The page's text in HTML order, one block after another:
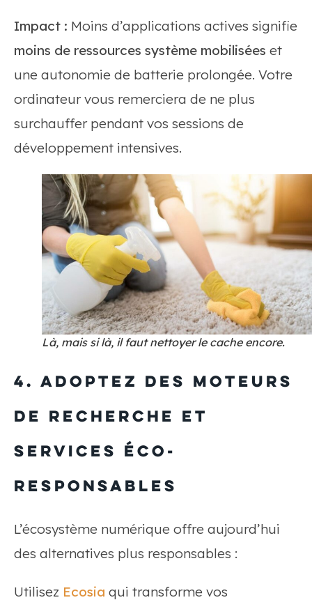
Impact : Moins d’applications actives signifie
moins de ressources système mobilisées et
une autonomie de batterie prolongée. Votre
ordinateur vous remerciera de ne plus
surchauffer pendant vos sessions de
développement intensives.
Là, mais si là, il faut nettoyer le cache encore.
4. Adoptez des moteurs
de recherche et
services éco-
responsables
L’écosystème numérique offre aujourd’hui
des alternatives plus responsables :
Utilisez Ecosia qui transforme vos